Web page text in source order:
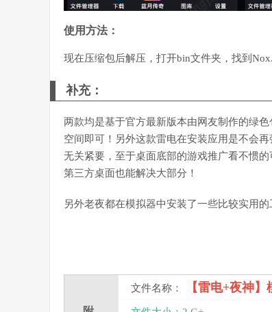
使用方法：
现在压缩包后解压，打开bin文件夹，找到
补充：
两款均是基于官方最新版本由网友制作的绿
空间即可！另外这款雷电在安装应用是不会
无关紧要，至于桌面底部的游戏推广看不惯
第三方桌面也能解决大部分！
另外老夜都在模拟器中安装了一些比较实用
文件名称： 【雷电+夜神】